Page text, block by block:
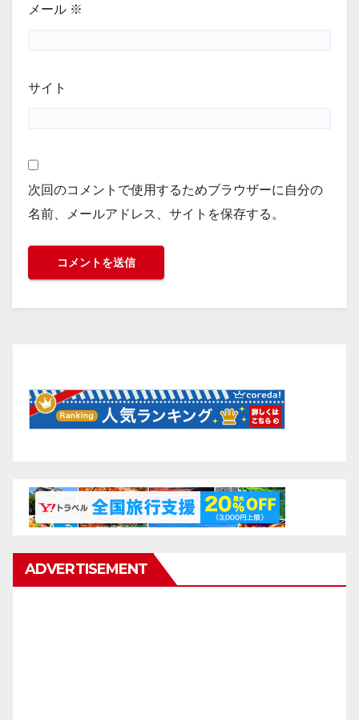
メール ※
サイト
次回のコメントで使用するためブラウザーに自分の
名前、メールアドレス、サイトを保存する。
ADVERTISEMENT